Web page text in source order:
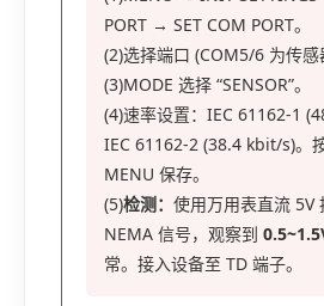
PORT → SET COM PORT。
(2)选择端口 (COM5/6 为传感
(3)MODE 选择 “SENSOR”。
(4)速率设置：IEC 61162-1
IEC 61162-2 (38.4 kbit/s)。
MENU 保存。
(5)检测： 使用万用表直流 5V
NEMA 信号，观察到
常。接入设备至 TD 端子。